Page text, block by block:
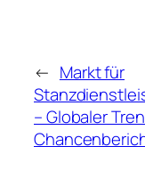
← Markt für
– Globaler